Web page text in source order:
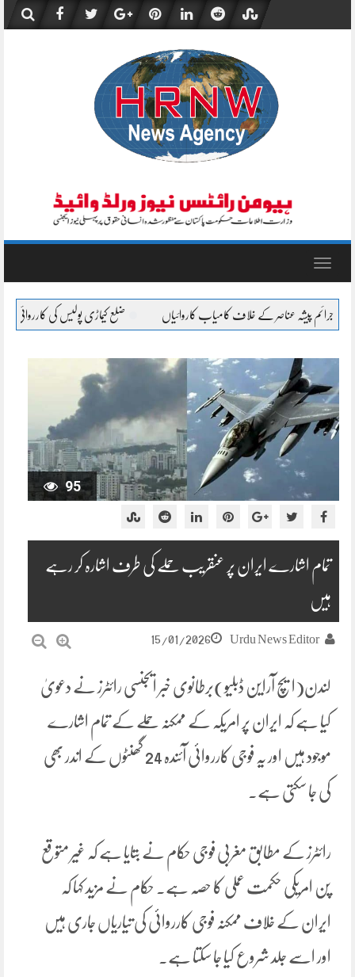
content
Toggle
ضلع کیماڑی پولیس کی کارروائی، نان کسٹم پیڈ چھالیہ سے لدی سوزوکی
95
تمام اشارے ایران پر عنقریب حملے کی طرف اشارہ کر رہے
ہیں
Urdu News Editor
15/01/2026
لندن(ایچ آراین ڈبلیو)برطانوی خبر ایجنسی رائٹرز نے دعویٰ
کیا ہے کہ ایران پر امریکہ کے ممکنہ حملے کے تمام اشارے
موجود ہیں اور یہ فوجی کارروائی آئندہ 24 گھنٹوں کے اندر بھی
کی جا سکتی ہے۔
رائٹرز کے مطابق مغربی فوجی حکام نے بتایا ہے کہ غیر متوقع
پن امریکی حکمت عملی کا حصہ ہے۔ حکام نے مزید کہا کہ
ایران کے خلاف ممکنہ فوجی کارروائی کی تیاریاں جاری ہیں
اور اسے جلد شروع کیا جا سکتا ہے۔